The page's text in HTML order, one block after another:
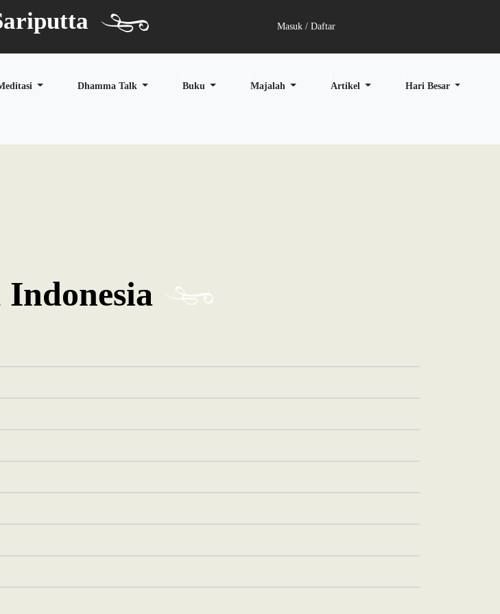
Masuk / Daftar
Dhamma Talk Buku Majalah Artikel Hari Besar